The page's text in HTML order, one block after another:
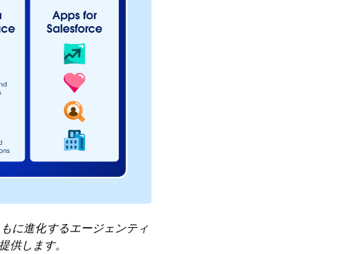
に進化するエージェンティ
供します。